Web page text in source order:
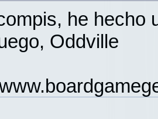
he hecho
Oddville